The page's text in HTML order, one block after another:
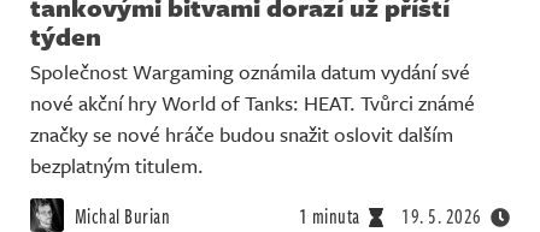
týden
Společnost Wargaming oznámila datum vydání své
nové akční hry World of Tanks: HEAT. Tvůrci známé
značky se nové hráče budou snažit oslovit dalším
bezplatným titulem.
Michal Burian 1 minuta 19. 5. 2026